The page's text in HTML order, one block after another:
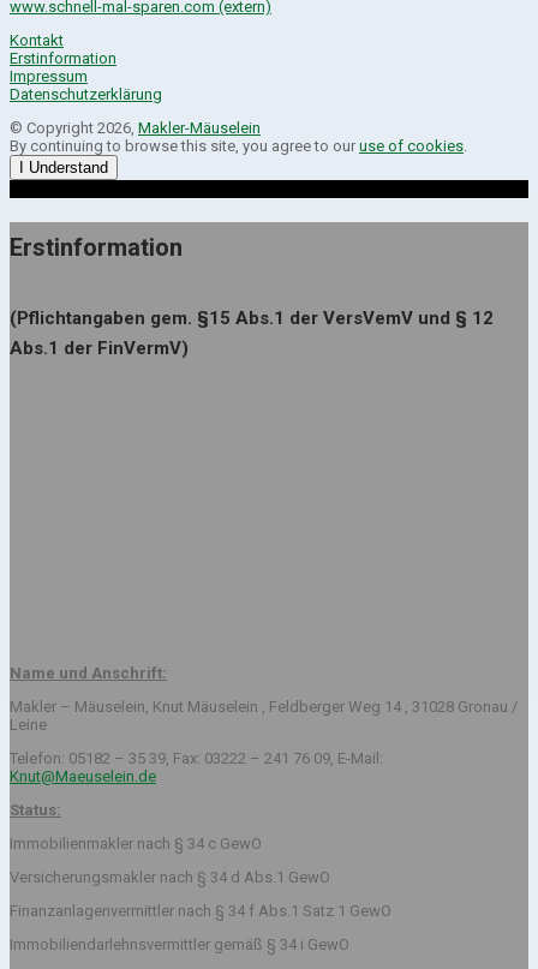
www.schnell-mal-sparen.com (extern)
Kontakt
Erstinformation
Impressum
Datenschutzerklärung
© Copyright 2026, Makler-Mäuselein
By continuing to browse this site, you agree to our use of cookies
I Understand
Erstinformation
(Pflichtangaben gem. §15 Abs.1 der VersVemV und § 12
Abs.1 der FinVermV)
Name und Anschrift:
Makler – Mäuselein, Knut Mäuselein , Feldberger Weg 14 , 31028 Gronau /
Leine
Telefon: 05182 – 35 39, Fax: 03222 – 241 76 09, E-Mail:
Knut@Maeuselein.de
Status:
Immobilienmakler nach § 34 c GewO
Versicherungsmakler nach § 34 d Abs.1 GewO
Finanzanlagenvermittler nach § 34 f Abs.1 Satz 1 GewO
Immobiliendarlehnsvermittler gemäß § 34 i GewO